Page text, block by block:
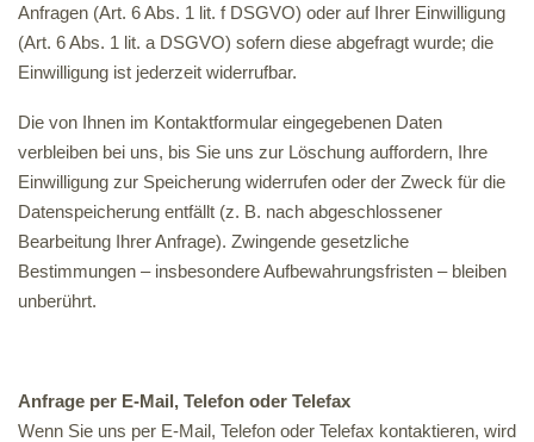
Anfragen (Art. 6 Abs. 1 lit. f DSGVO) oder auf Ihrer Einwilligung
(Art. 6 Abs. 1 lit. a DSGVO) sofern diese abgefragt wurde; die
Einwilligung ist jederzeit widerrufbar.
Die von Ihnen im Kontaktformular eingegebenen Daten
verbleiben bei uns, bis Sie uns zur Löschung auffordern, Ihre
Einwilligung zur Speicherung widerrufen oder der Zweck für die
Datenspeicherung entfällt (z. B. nach abgeschlossener
Bearbeitung Ihrer Anfrage). Zwingende gesetzliche
Bestimmungen – insbesondere Aufbewahrungsfristen – bleiben
unberührt.
Anfrage per E-Mail, Telefon oder Telefax
Wenn Sie uns per E-Mail, Telefon oder Telefax kontaktieren, wird